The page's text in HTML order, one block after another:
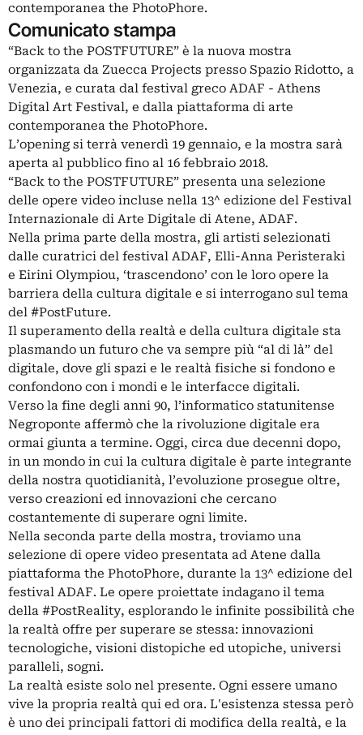
contemporanea the PhotoPhore.
Comunicato stampa
“Back to the POSTFUTURE” è la nuova mostra
organizzata da Zuecca Projects presso Spazio Ridotto, a
Venezia, e curata dal festival greco ADAF - Athens
Digital Art Festival, e dalla piattaforma di arte
contemporanea the PhotoPhore.
L’opening si terrà venerdì 19 gennaio, e la mostra sarà
aperta al pubblico fino al 16 febbraio 2018.
“Back to the POSTFUTURE” presenta una selezione
delle opere video incluse nella 13^ edizione del Festival
Internazionale di Arte Digitale di Atene, ADAF.
Nella prima parte della mostra, gli artisti selezionati
dalle curatrici del festival ADAF, Elli-Anna Peristeraki
e Eirini Olympiou, ‘trascendono’ con le loro opere la
barriera della cultura digitale e si interrogano sul tema
del #PostFuture.
Il superamento della realtà e della cultura digitale sta
plasmando un futuro che va sempre più “al di là” del
digitale, dove gli spazi e le realtà fisiche si fondono e
confondono con i mondi e le interfacce digitali.
Verso la fine degli anni 90, l’informatico statunitense
Negroponte affermò che la rivoluzione digitale era
ormai giunta a termine. Oggi, circa due decenni dopo,
in un mondo in cui la cultura digitale è parte integrante
della nostra quotidianità, l’evoluzione prosegue oltre,
verso creazioni ed innovazioni che cercano
costantemente di superare ogni limite.
Nella seconda parte della mostra, troviamo una
selezione di opere video presentata ad Atene dalla
piattaforma the PhotoPhore, durante la 13^ edizione del
festival ADAF. Le opere proiettate indagano il tema
della #PostReality, esplorando le infinite possibilità che
la realtà offre per superare se stessa: innovazioni
tecnologiche, visioni distopiche ed utopiche, universi
paralleli, sogni.
La realtà esiste solo nel presente. Ogni essere umano
vive la propria realtà qui ed ora. L'esistenza stessa però
è uno dei principali fattori di modifica della realtà, e la